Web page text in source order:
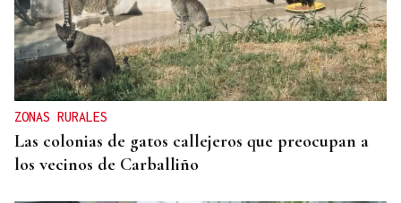
ZONAS RURALES
Las colonias de gatos callejeros que preocupan a
los vecinos de Carballiño